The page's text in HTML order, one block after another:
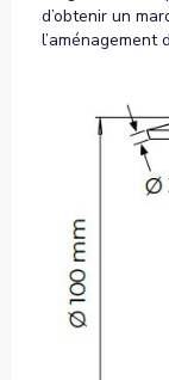
d’obtenir un
l’aménagement